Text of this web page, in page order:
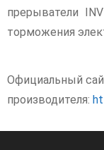
прерыватели
торможения
Официальный
производителя: